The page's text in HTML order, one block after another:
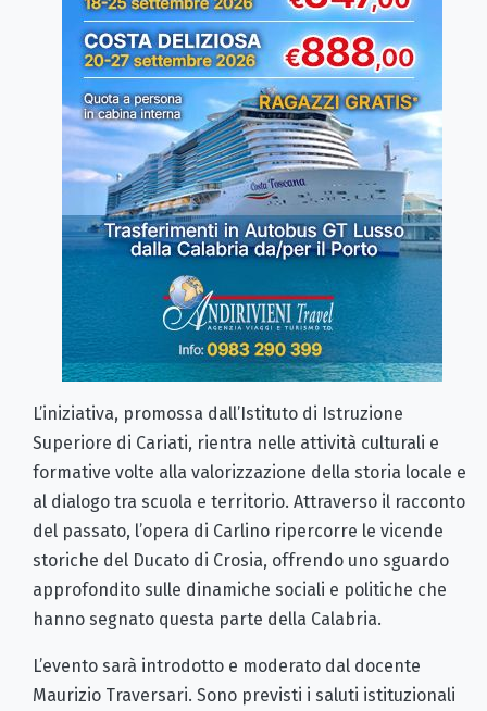
L’iniziativa, promossa dall’Istituto di Istruzione
Superiore di Cariati, rientra nelle attività culturali e
formative volte alla valorizzazione della storia locale e
al dialogo tra scuola e territorio. Attraverso il racconto
del passato, l’opera di Carlino ripercorre le vicende
storiche del Ducato di Crosia, offrendo uno sguardo
approfondito sulle dinamiche sociali e politiche che
hanno segnato questa parte della Calabria.
L’evento sarà introdotto e moderato dal docente
Maurizio Traversari. Sono previsti i saluti istituzionali